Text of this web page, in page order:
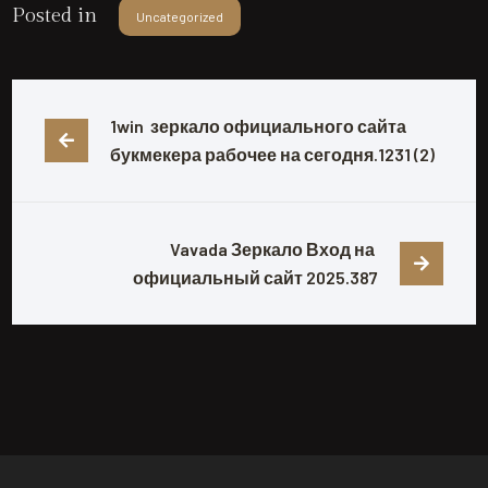
Posted in Uncategorized
1win  зеркало официального сайта
букмекера рабочее на сегодня.1231 (2)
Vavada Зеркало Вход на
официальный сайт 2025.387